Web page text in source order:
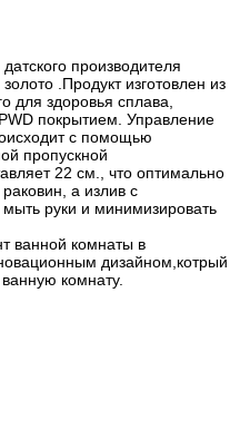
производителя
.Продукт изготовлен из
для здоровья сплава,
покрытием. Управление
с помощью
пропускной
22 см., что оптимально
а излив с
руки и минимизировать
ванной комнаты в
дизайном,котрый
комнату.